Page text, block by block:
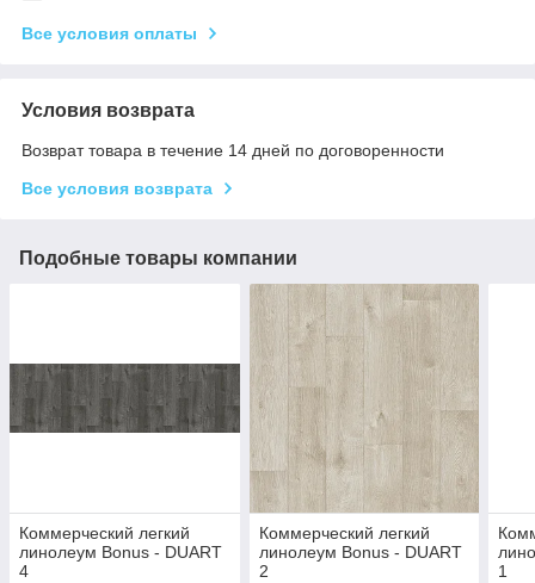
Все условия оплаты
Условия возврата
Возврат товара в течение 14 дней по договоренности
Все условия возврата
Подобные товары компании
Коммерческий легкий
линолеум Bonus - DUART
4
Коммерческий легкий
линолеум Bonus - DUART
2
1